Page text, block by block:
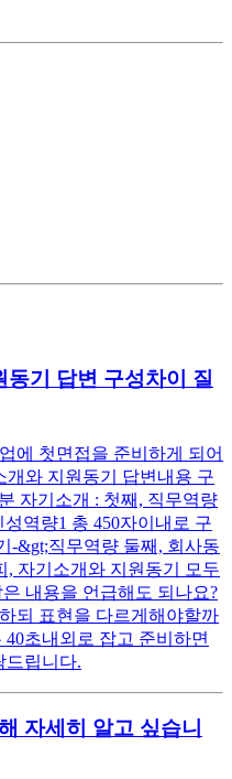
기 답변 구성차이 질
에 첫면접을 준비하게 되어
개와 지원동기 답변내용 구
자기소개 : 첫째, 직무역량
역량1 총 450자이내로 구
-&gt;직무역량 둘째, 회사동
, 자기소개와 지원동기 모두
내용을 언급해도 되나요?
되 표현을 다르게해야할까
초내외로 잡고 준비하면
드립니다.
자세히 알고 싶습니